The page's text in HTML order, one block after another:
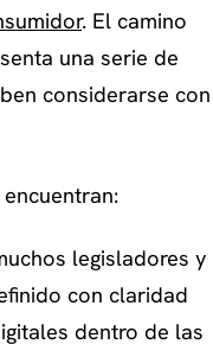
. El camino
una serie de
considerarse con
legisladores y
con claridad
dentro de las